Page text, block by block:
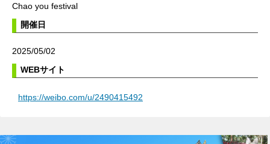
Chao you festival
開催日
2025/05/02
WEBサイト
https://weibo.com/u/2490415492